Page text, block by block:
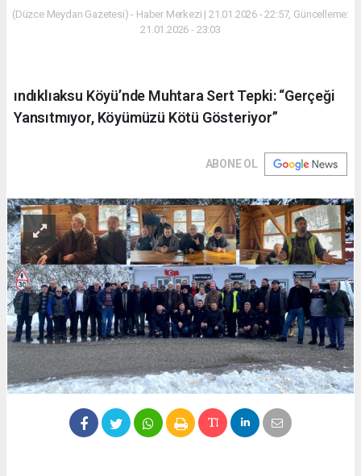
(Düzce Meydan Gazetesi) - Haber Merkezi | 21.01.2026 - 22:57, Güncelleme:
21.01.2026 - 23:03
ındıklıaksu Köyü’nde Muhtara Sert Tepki: “Gerçeği
Yansıtmıyor, Köyümüzü Kötü Gösteriyor”
ABONE OL